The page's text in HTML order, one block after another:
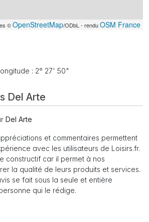
©OpenStreetMap/ODbL - renduOSM France
: 2° 27' 50"
Del Arte
Del Arte
et commentaires permettent
avec les utilisateurs de Loisirs.fr.
constructif car il permet à nos
la qualité de leurs produits et services.
se fait sous la seule et entière
qui le rédige.